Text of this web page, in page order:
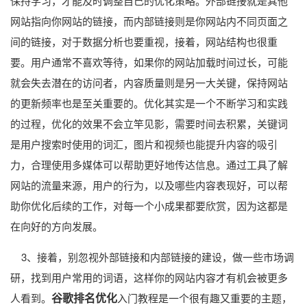
网站指向你网站的链接，而内部链接则是你网站内不同页面之
间的链接，对于数据分析也要重视，接着，网站结构也很重
要。用户通常不喜欢等待，如果你的网站加载时间过长，可能
就会失去潜在的访问者，内容质量则是另一大关键，保持网站
的更新频率也是至关重要的。优化其实是一个不断学习和实践
的过程，优化的效果不会立竿见影，需要时间去积累，关键词
是用户搜索时使用的词汇，图片和视频也能提升内容的吸引
力，合理使用多媒体可以帮助更好地传达信息。通过工具了解
网站的流量来源，用户的行为，以及哪些内容表现好，可以帮
助你优化后续的工作，对每一个小成果都要欣赏，因为这都是
在向好的方向发展。
3、接着，别忽视外部链接和内部链接的建设，做一些市场调
研，找到用户常用的词语，这样你的网站内容才有机会被更多
人看到。 谷歌排名优化入门教程是一个很有趣又重要的主题，